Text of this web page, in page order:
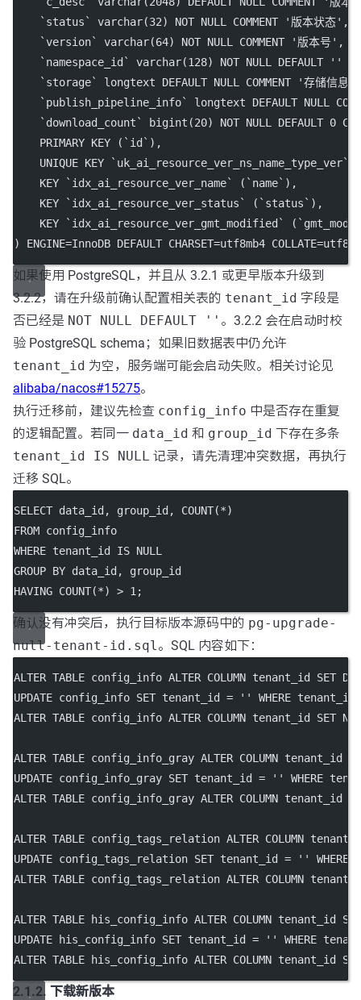
`status`
varchar(32) NOT NULL COMMENT '版本状态' ,
`version`
varchar(64) NOT NULL COMMENT '版本号' ,
`namespace_id`
varchar(128) NOT NULL DEFAULT ''
`storage`
longtext DEFAULT NULL COMMENT
'存储信息
`publish_pipeline_info`
longtext DEFAULT NULL
`download_count`
bigint (20) NOT NULL DEFAULT 0
PRIMARY KEY ( `id` ),
UNIQUE KEY `uk_ai_resource_ver_ns_name_type_ver`
KEY
`idx_ai_resource_ver_name` ( `name` ),
KEY
`idx_ai_resource_ver_status` ( `status` ),
KEY
`idx_ai_resource_ver_gmt_modified` (
) ENGINE=InnoDB DEFAULT CHARSET=utf8mb4 COLLATE=
如果使用 PostgreSQL，并且从 3.2.1 或更早版本升级到
3.2.2，请在升级前确认配置相关表的 tenant_id 字段是
否已经是 NOT NULL DEFAULT '' 。3.2.2 会在启动时校
验 PostgreSQL schema；如果旧数据表中仍允许
tenant_id 为空，服务端可能会启动失败。相关讨论见
alibaba/nacos#15275。
执行迁移前，建议先检查 config_info 中是否存在重复
的逻辑配置。若同一 data_id 和 group_id 下存在多条
tenant_id IS NULL 记录，请先清理冲突数据，再执行
迁移 SQL。
SELECT data_id, group_id, COUNT(*)
FROM config_info
WHERE tenant_id IS NULL
GROUP BY data_id, group_id
HAVING COUNT(*) > 1 ;
确认没有冲突后，执行目标版本源码中的 pg-upgrade-
null-tenant-id.sql。SQL 内容如下：
ALTER TABLE config_info ALTER COLUMN tenant_id SET
UPDATE config_info SET tenant_id = '' WHERE tenant_id
ALTER TABLE config_info ALTER COLUMN tenant_id SET
ALTER TABLE config_info_gray ALTER COLUMN tenant_id
UPDATE config_info_gray SET tenant_id = '' WHERE
ALTER TABLE config_info_gray ALTER COLUMN tenant_id
ALTER TABLE config_tags_relation ALTER COLUMN
UPDATE config_tags_relation SET tenant_id = '' WHERE
ALTER TABLE config_tags_relation ALTER COLUMN
ALTER TABLE his_config_info ALTER COLUMN tenant_id SET
UPDATE his_config_info SET tenant_id = '' WHERE
ALTER TABLE his_config_info ALTER COLUMN tenant_id SET
2.1.2. 下载新版本